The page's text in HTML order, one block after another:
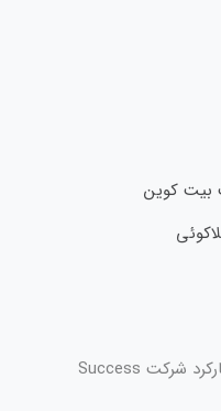
بیت کوین
اخیرا کاربران زیادی درباره درستی کارکرد شرکت Success